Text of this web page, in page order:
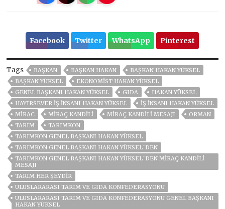
Facebook Twitter WhatsApp Pinterest
Tags BAŞKAN BAŞKAN HAKAN
BAŞKAN HAKAN YÜKSEL
BAŞKAN YÜKSEL
EKONOMIST HAKAN YÜKSEL
GENEL BAŞKANI HAKAN YÜKSEL
GIDA
HAKAN YÜKSEL
HAYIRSEVER IŞ INSANI HAKAN YÜKSEL
IŞ INSANI HAKAN YÜKSEL
MIRAC
MIRAÇ KANDILI MIRAÇ KANDILI MESAJI
ORMAN
TARIM
TARIMKON
TARIMKON GENEL BAŞKANI HAKAN YÜKSEL
TARIMKON GENEL BAŞKANI HAKAN YÜKSEL`DEN
TARIMKON GENEL BAŞKANI HAKAN YÜKSEL`DEN MİRAÇ KANDİLİ
MESAJI
TARIM HER ŞEYDIR
ULUSLARARASI TARIM VE GIDA KONFEDERASYONU
ULUSLARARASI TARIM VE GIDA KONFEDERASYONU GENEL BAŞKANI
HAKAN YÜKSEL